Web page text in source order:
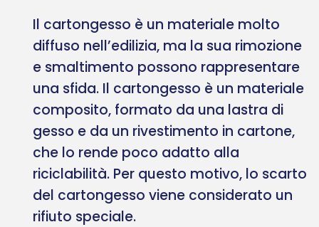
Il cartongesso è un materiale molto
diffuso nell’edilizia, ma la sua rimozione
e smaltimento possono rappresentare
una sfida. Il cartongesso è un materiale
composito, formato da una lastra di
gesso e da un rivestimento in cartone,
che lo rende poco adatto alla
riciclabilità. Per questo motivo, lo scarto
del cartongesso viene considerato un
rifiuto speciale.